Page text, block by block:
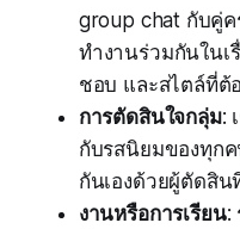
group chat กับคู่ค
ทำงานร่วมกันในเ
ชอบ และสไตล์ที่ต้
การตัดสินใจกลุ่ม:
กับรสนิยมของทุก
กันเองด้วยผู้ตัดสิน
งานหรือการเรียน: